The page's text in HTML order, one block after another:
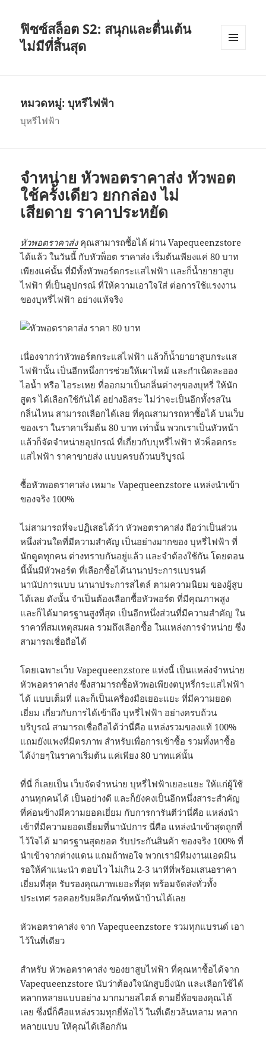
ฟิซซ์สล็อต S2: สนุกและตื่นเต้น
ไม่มีที่สิ้นสุด
หมวดหมู่:บุหรีไฟฟ้า
บุหรีไฟฟ้า
จำหน่าย หัวพอตราคาส่ง หัวพอต
ใช้ครั้งเดียว ยกกล่อง ไม่
เสียดาย ราคาประหยัด
หัวพอตราคาส่งคุณสามารถซื้อได้ ผ่าน Vapequeenzstore
ได้แล้ว ในวันนี้ กับหัวพ็อต ราคาส่ง เริ่มต้นเพียงแค่ 80 บาท
เพียงแค่นั้น ที่มีทั้งหัวพอร์ตกระแสไฟฟ้า และก็น้ำยายาสูบ
ไฟฟ้า ที่เป็นอุปกรณ์ ที่ให้ความเอาใจใส่ ต่อการใช้แรงงาน
ของบุหรี่ไฟฟ้า อย่างแท้จริง
เนื่องจากว่าหัวพอร์ตกระแสไฟฟ้า แล้วก็น้ำยายาสูบกระแส
ไฟฟ้านั้น เป็นอีกหนึ่งการช่วยให้เผาไหม้ และกำเนิดละออง
ไอน้ำ หรือ ไอระเหย ที่ออกมาเป็นกลิ่นต่างๆของบุหรี่ ให้นัก
สูตร ได้เลือกใช้กันได้ อย่างอิสระ ไม่ว่าจะเป็นอีกทั้งรสใน
กลิ่นไหน สามารถเลือกได้เลย ที่คุณสามารถหาซื้อได้ บนเว็บ
ของเรา ในราคาเริ่มต้น 80 บาท เท่านั้น พวกเราเป็นหัวหน้า
แล้วก็จัดจำหน่ายอุปกรณ์ ที่เกี่ยวกับบุหรี่ไฟฟ้า หัวพ็อตกระ
แสไฟฟ้า ราคาขายส่ง แบบครบถ้วนบริบูรณ์
ซื้อหัวพอตราคาส่ง เหมาะ Vapequeenzstore แหล่งนำเข้า
ของจริง 100%
ไม่สามารถที่จะปฏิเสธได้ว่า หัวพอตราคาส่ง ถือว่าเป็นส่วน
หนึ่งส่วนใดที่มีความสำคัญ เป็นอย่างมากของ บุหรี่ไฟฟ้า ที่
นักดูดทุกคน ต่างทราบกันอยู่แล้ว และจำต้องใช้กัน โดยตอน
นี้นั้นมีหัวพอร์ต ที่เลือกซื้อได้นานาประการแบรนด์
นานัปการแบบ นานาประการสไตล์ ตามความนิยม ของผู้สูบ
ได้เลย ดังนั้น จำเป็นต้องเลือกซื้อหัวพอร์ต ที่มีคุณภาพสูง
และก็ได้มาตรฐานสูงที่สุด เป็นอีกหนึ่งส่วนที่มีความสำคัญ ใน
ราคาที่สมเหตุสมผล รวมถึงเลือกซื้อ ในแหล่งการจำหน่าย ซึ่ง
สามารถเชื่อถือได้
โดยเฉพาะเว็บ Vapequeenzstore แห่งนี้ เป็นแหล่งจำหน่าย
หัวพอตราคาส่ง ซึ่งสามารถซื้อหัวพอเพียงตบุหรี่กระแสไฟฟ้า
ได้ แบบเต็มที่ และก็เป็นเครื่องมือเยอะแยะ ที่มีความยอด
เยี่ยม เกี่ยวกับการได้เข้าถึง บุหรี่ไฟฟ้า อย่างครบถ้วน
บริบูรณ์ สามารถเชื่อถือได้ว่านี่คือ แหล่งรวมของแท้ 100%
แถมยังแพงที่มิตรภาพ สำหรับเพื่อการเข้าซื้อ รวมทั้งหาซื้อ
ได้ง่ายๆในราคาเริ่มต้น แค่เพียง 80 บาทแค่นั้น
ที่นี่ ก็เลยเป็น เว็บจัดจำหน่าย บุหรี่ไฟฟ้าเยอะแยะ ให้แก่ผู้ใช้
งานทุกคนได้ เป็นอย่างดี และก็ยังคงเป็นอีกหนึ่งสาระสำคัญ
ที่ค่อนข้างมีความยอดเยี่ยม กับการการันตีว่านี่คือ แหล่งนำ
เข้าที่มีความยอดเยี่ยมที่นานัปการ นี่คือ แหล่งนำเข้าสุดถูกที่
ไว้ใจได้ มาตรฐานสุดยอด รับประกันสินค้า ของจริง 100% ที่
นำเข้าจากต่างแดน แถมถ้าพอใจ พวกเรามีทีมงานแอดมิน
รอให้คำแนะนำ ตอบไว ไม่เกิน 2-3 นาทีที่พร้อมเสนอราคา
เยี่ยมที่สุด รับรองคุณภาพเยอะที่สุด พร้อมจัดส่งทั่วทั้ง
ประเทศ รอคอยรับผลิตภัณฑ์หน้าบ้านได้เลย
หัวพอตราคาส่ง จาก Vapequeenzstore รวมทุกแบรนด์ เอา
ไว้ในที่เดียว
สำหรับ หัวพอตราคาส่ง ของยาสูบไฟฟ้า ที่คุณหาซื้อได้จาก
Vapequeenzstore นับว่าต้องใจนักสูบยิ่งนัก และเลือกใช้ได้
หลากหลายแบบอย่าง มากมายสไตล์ ตามยี่ห้อของคุณได้
เลย ซึ่งนี่ก็คือแหล่งรวมทุกยี่ห้อไว้ ในที่เดียวล้นหลาม หลาก
หลายแบบ ให้คุณได้เลือกกัน